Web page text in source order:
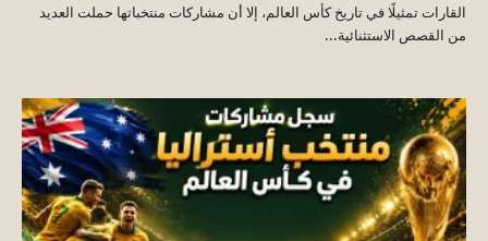
القارات تمثيلًا في تاريخ كأس العالم، إلا أن مشاركات منتخباتها حملت العديد
من القصص الاستثنائية...